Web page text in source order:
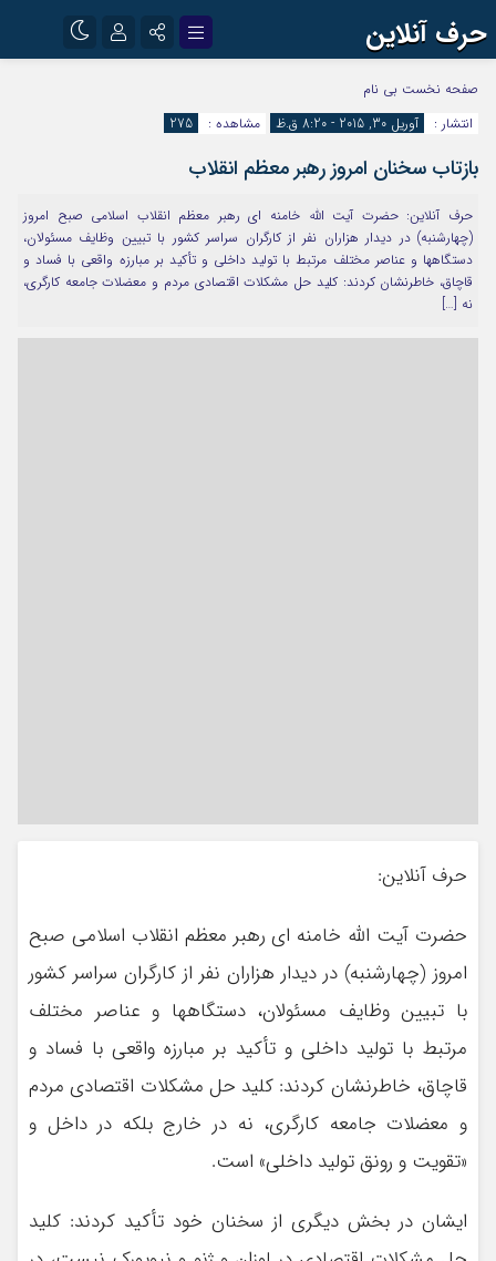
حرف آنلاین
اینستاگرام
آپارات
رمز عبور
مرا به خاطر بسپار
صفحه نخست بی نام
انتشار :
آوریل 30, 2015 - 8:20 ق.ظ مشاهده : 275
بازتاب سخنان امروز رهبر معظم انقلاب
حرف آنلاین: حضرت آیت الله خامنه ای رهبر معظم انقلاب اسلامی صبح امروز
(چهارشنبه) در دیدار هزاران نفر از کارگران سراسر کشور با تبیین وظایف مسئولان،
دستگاهها و عناصر مختلف مرتبط با تولید داخلی و تأکید بر مبارزه واقعی با فساد و
قاچاق، خاطرنشان کردند: کلید حل مشکلات اقتصادی مردم و معضلات جامعه کارگری،
نه […]
حرف آنلاین:
حضرت آیت الله خامنه ای رهبر معظم انقلاب اسلامی صبح
امروز (چهارشنبه) در دیدار هزاران نفر از کارگران سراسر کشور
با تبیین وظایف مسئولان، دستگاهها و عناصر مختلف
مرتبط با تولید داخلی و تأکید بر مبارزه واقعی با فساد و
قاچاق، خاطرنشان کردند: کلید حل مشکلات اقتصادی مردم
و معضلات جامعه کارگری، نه در خارج بلکه در داخل و
«تقویت و رونق تولید داخلی» است.
ایشان در بخش دیگری از سخنان خود تأکید کردند: کلید